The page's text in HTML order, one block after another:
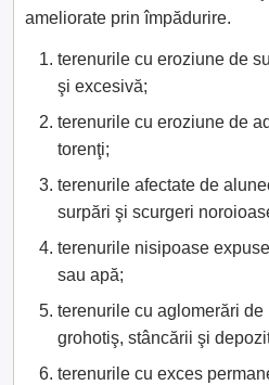
ameliorate prin împădurire.
terenurile cu eroziune de
şi excesivă;
terenurile cu eroziune de
torenţi;
terenurile afectate de
surpări şi scurgeri
terenurile nisipoase
sau apă;
terenurile cu aglomerări
grohotiş, stâncării şi
terenurile cu exces